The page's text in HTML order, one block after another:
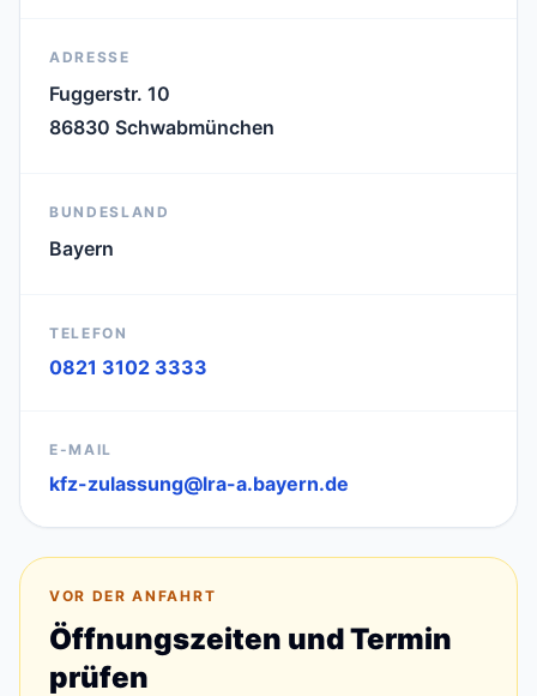
ADRESSE
Fuggerstr. 10
86830 Schwabmünchen
BUNDESLAND
Bayern
TELEFON
0821 3102 3333
E-MAIL
kfz-zulassung@lra-a.bayern.de
VOR DER ANFAHRT
Öffnungszeiten und Termin
prüfen